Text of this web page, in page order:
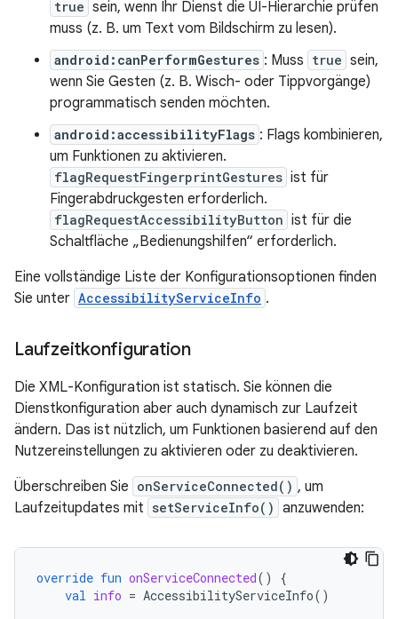
true sein, wenn Ihr Dienst die UI-Hierarchie prüfen
muss (z. B. um Text vom Bildschirm zu lesen).
android:canPerformGestures : Muss true sein,
wenn Sie Gesten (z. B. Wisch- oder Tippvorgänge)
programmatisch senden möchten.
android:accessibilityFlags : Flags kombinieren,
um Funktionen zu aktivieren.
flagRequestFingerprintGestures ist für
Fingerabdruckgesten erforderlich.
flagRequestAccessibilityButton ist für die
Schaltfläche „Bedienungshilfen“ erforderlich.
Eine vollständige Liste der Konfigurationsoptionen finden
Sie unter AccessibilityServiceInfo .
Laufzeitkonfiguration
Die XML-Konfiguration ist statisch. Sie können die
Dienstkonfiguration aber auch dynamisch zur Laufzeit
ändern. Das ist nützlich, um Funktionen basierend auf den
Nutzereinstellungen zu aktivieren oder zu deaktivieren.
Überschreiben Sie onServiceConnected() , um
Laufzeitupdates mit setServiceInfo() anzuwenden:
override fun onServiceConnected()
{
val info = AccessibilityServiceInfo()